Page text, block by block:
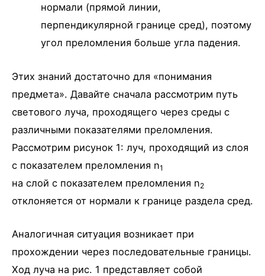
нормали (прямой линии,
перпендикулярной границе сред), поэтому
угол преломления больше угла падения.
Этих знаний достаточно для «понимания
предмета». Давайте сначала рассмотрим путь
светового луча, проходящего через среды с
различными показателями преломления.
Рассмотрим рисунок 1: луч, проходящий из слоя
с показателем преломления n1
на слой с показателем преломления n2
отклоняется от нормали к границе раздела сред.
Аналогичная ситуация возникает при
прохождении через последовательные границы.
Ход луча на рис. 1 представляет собой